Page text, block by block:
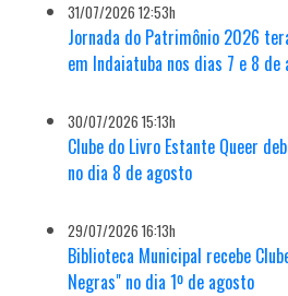
31/07/2026 12:53h
Jornada do Patrimônio 2026
em Indaiatuba nos dias 7 e 8 de
30/07/2026 15:13h
Clube do Livro Estante Queer
no dia 8 de agosto
29/07/2026 16:13h
Biblioteca Municipal recebe
Negras" no dia 1º de agosto